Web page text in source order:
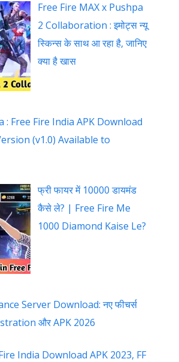
Free Fire MAX x Pushpa
2 Collaboration : इमोट्स न्यू
स्किन्स के साथ आ रहा है, जानिए
क्या है खास
: Free Fire India APK Download
(v1.0) Available to
फ्री फायर में 10000 डायमंड
कैसे ले? | Free Fire Me
1000 Diamond Kaise Le?
Server Download: नए फीचर्स
और APK 2026
India Download APK 2023, FF